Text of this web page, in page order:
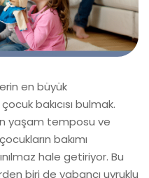
en büyük
bakıcısı bulmak.
yaşam temposu ve
bakımı
hale getiriyor. Bu
biri de yabancı uyruklu